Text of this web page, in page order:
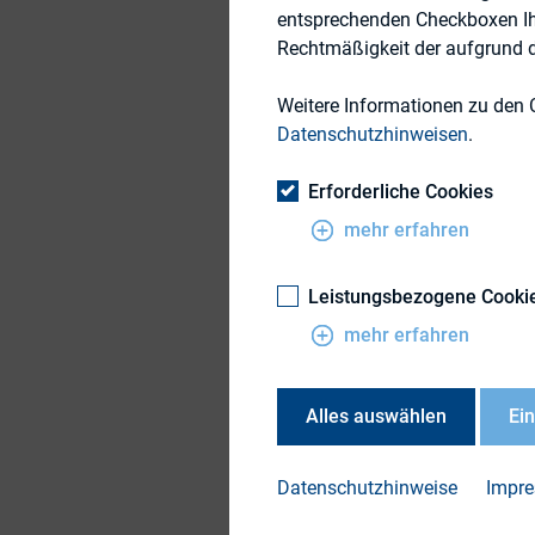
Ende:
Veranstalter
findet am Freitag,
Wir wollen
diskutieren und die
sehr freuen, wenn
entsprechenden Checkboxen
Rechtmäßigkeit der aufgrund
Weitere Informationen zu den
Datenschutzhinweisen.
Erforderliche Cookies
mehr erfahren
Leistungsbezogene
mehr erfahren
Alles auswählen
Datenschutzhinweise